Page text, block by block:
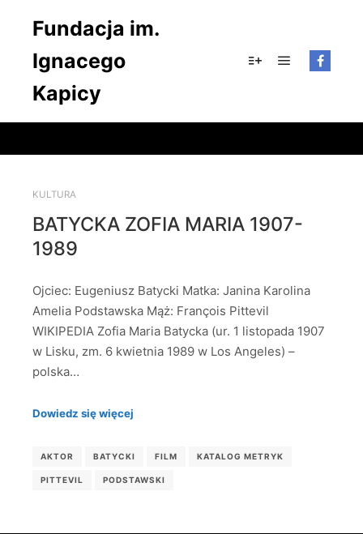
Fundacja im.
Ignacego
Kapicy
KULTURA
BATYCKA ZOFIA MARIA 1907-
1989
Ojciec: Eugeniusz Batycki Matka: Janina Karolina
Amelia Podstawska Mąż: François Pittevil
WIKIPEDIA Zofia Maria Batycka (ur. 1 listopada 1907
w Lisku, zm. 6 kwietnia 1989 w Los Angeles) –
polska…
Dowiedz się więcej
AKTOR BATYCKI FILM KATALOG METRYK
PITTEVIL PODSTAWSKI